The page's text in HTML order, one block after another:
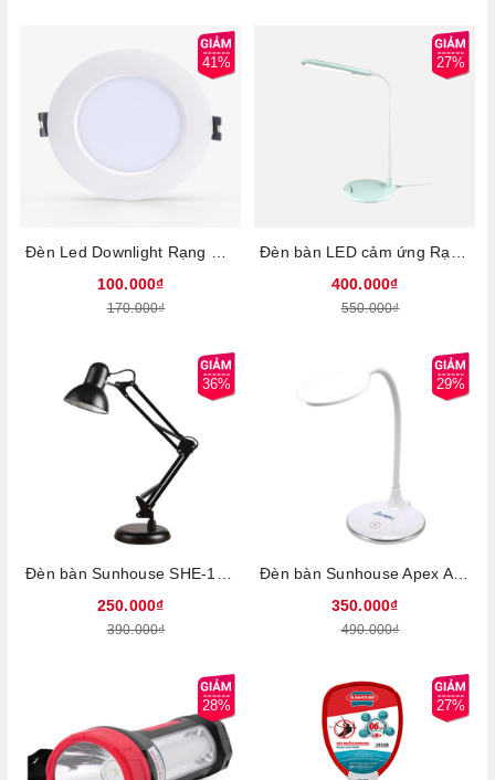
41%
100.000₫
170.000₫
27%
400.000₫
550.000₫
36%
250.000₫
390.000₫
29%
Đèn bàn Sunhouse Apex APE-01LED, Công suất 7.5W, Điều khiển cảm ứng, Tuổi thọ bóng cao lên tới 30.000 giờ, Bảo hành 12 tháng
350.000₫
490.000₫
28% 27%